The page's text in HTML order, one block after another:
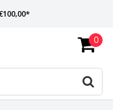
DAG VERZONDEN 0